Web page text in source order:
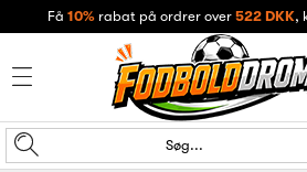
Få 10% rabat på ordrer over 522 DKK,
Søg...